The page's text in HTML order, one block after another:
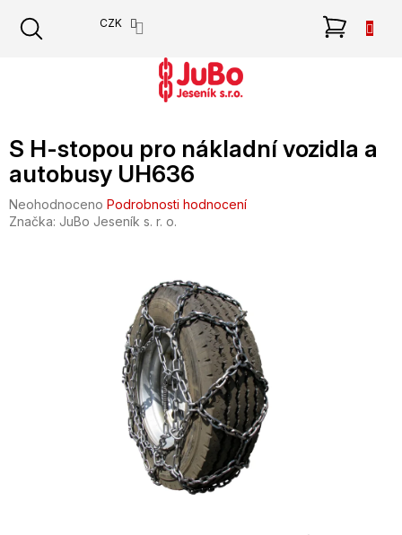
obsah
CZK
S H-stopou pro nákladní vozidla a
autobusy UH636
Průměrné
hodnocení
Neohodnoceno Podrobnosti hodnocení
Značka: JuBo Jeseník s. r. o.